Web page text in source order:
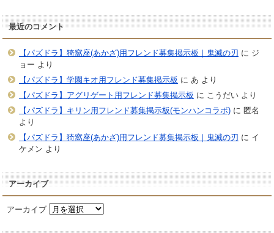
最近のコメント
【パズドラ】猗窩座(あかざ)用フレンド募集掲示板｜鬼滅の刃 に ジ
ョー より
【パズドラ】学園キオ用フレンド募集掲示板 に あ より
【パズドラ】アグリゲート用フレンド募集掲示板 に こうだいより
【パズドラ】キリン用フレンド募集掲示板(モンハンコラボ)に 匿名
より
【パズドラ】猗窩座(あかざ)用フレンド募集掲示板｜鬼滅の刃 に イ
ケメン より
アーカイブ
アーカイブ